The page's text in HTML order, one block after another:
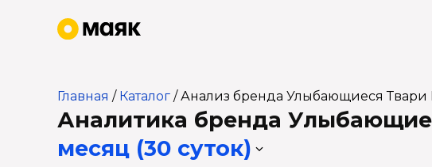
Главная / Каталог /Анализ бренда Улыбающиеся Твари
Аналитика бренда
месяц (30 суток)